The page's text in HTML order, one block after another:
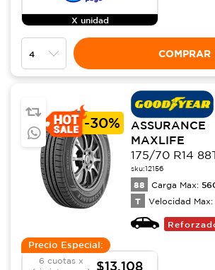
X unidad
COMPRAR
-30%
ASSURANCE
MAXLIFE
175/70 R14
sku:12156
88 Carga Max:
T Velocidad Max:
Precio Especial:
6 cuotas x
$13,108